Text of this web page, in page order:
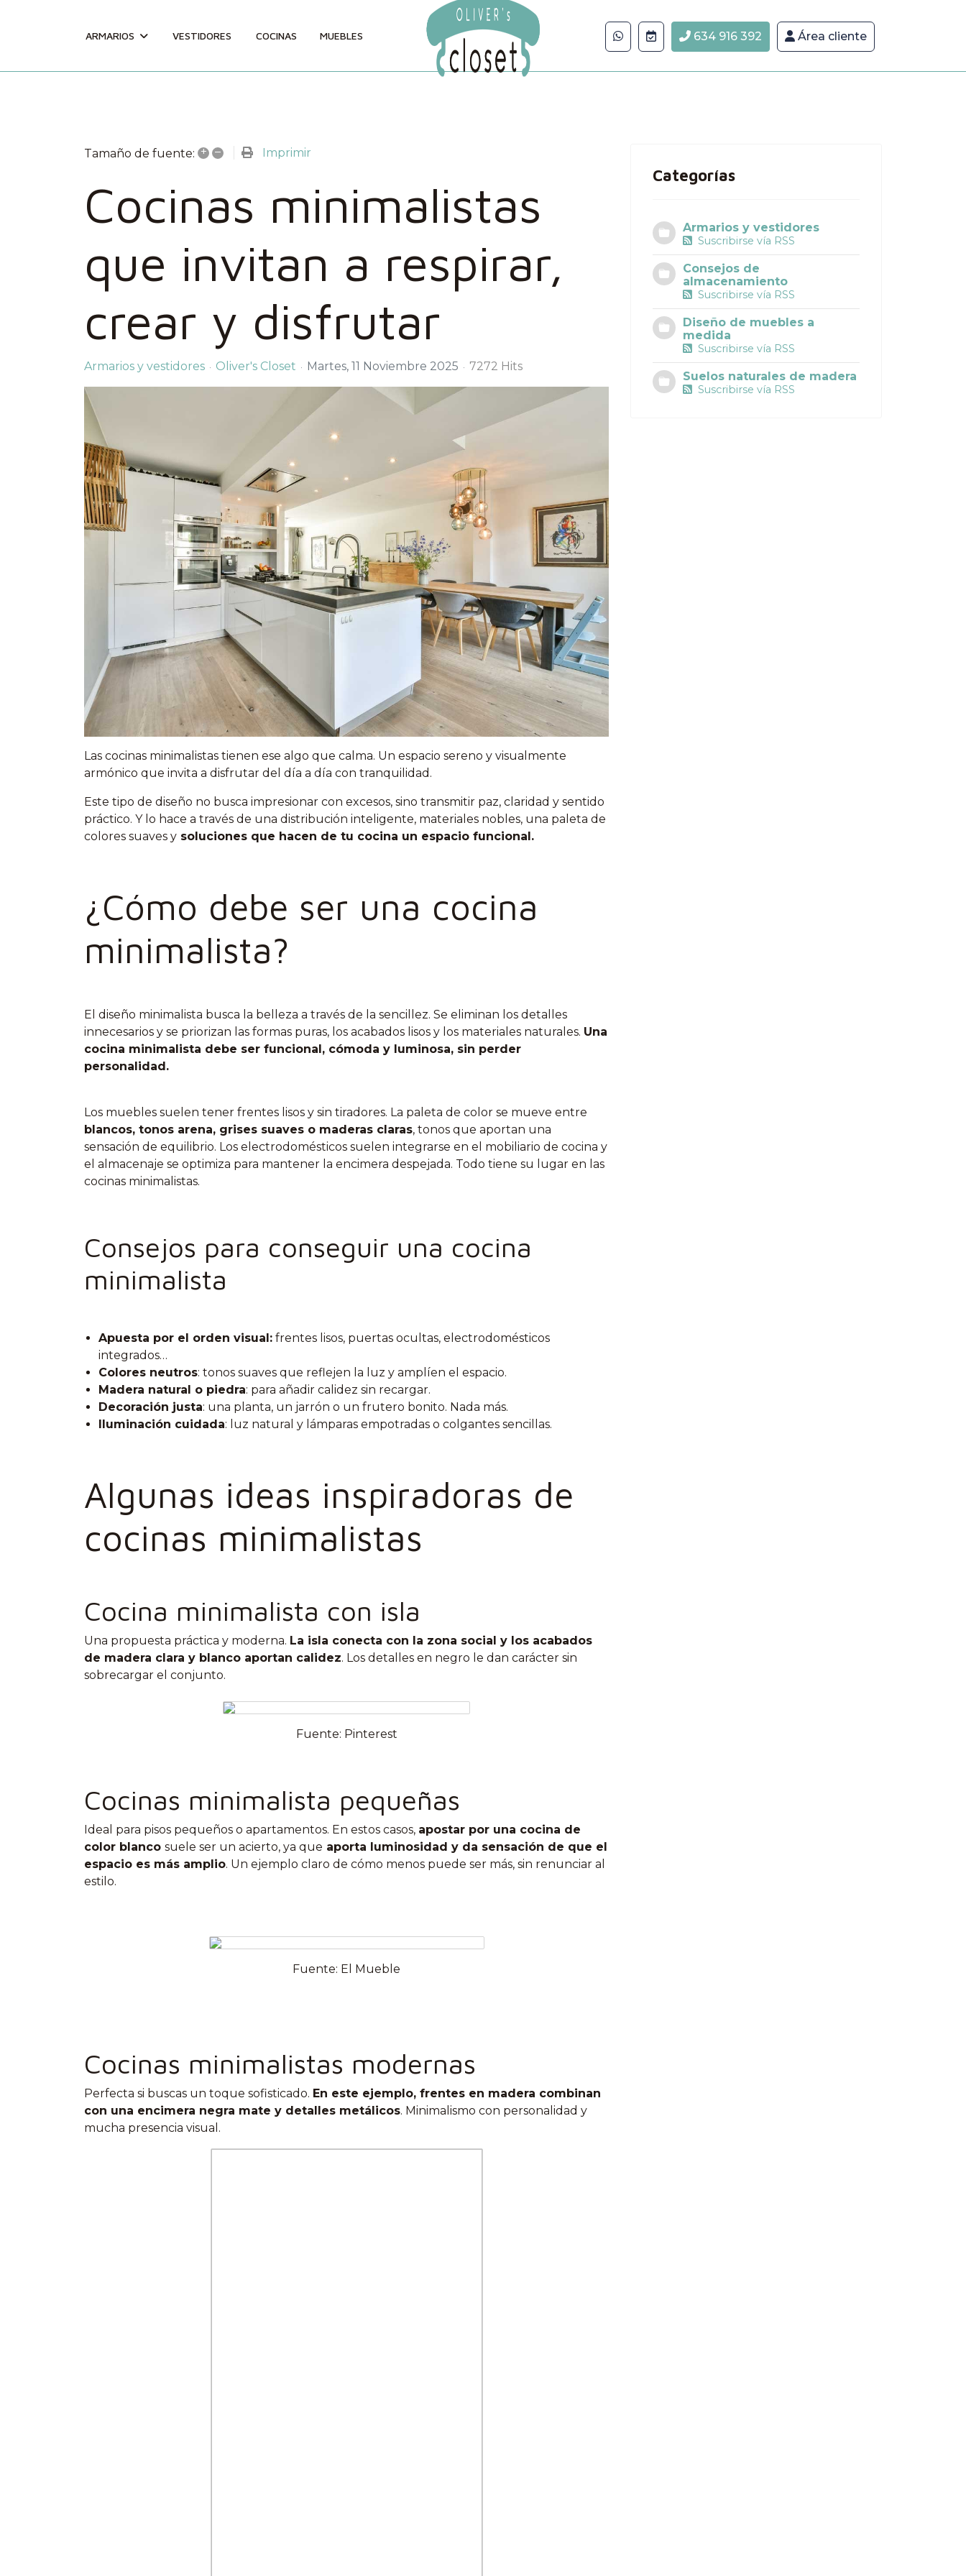
ARMARIOS VESTIDORES COCINAS MUEBLES 634 916 392 Área cliente
Tamaño de fuente: + – Imprimir
Cocinas minimalistas
que invitan a respirar,
crear y disfrutar
Armarios y vestidores Oliver's Closet Martes, 11 Noviembre 2025 7272 Hits
Las cocinas minimalistas tienen ese algo que calma. Un espacio sereno y visualmente
armónico que invita a disfrutar del día a día con tranquilidad.
Este tipo de diseño no busca impresionar con excesos, sino transmitir paz, claridad y sentido
práctico. Y lo hace a través de una distribución inteligente, materiales nobles, una paleta de
colores suaves y soluciones que hacen de tu cocina un espacio funcional.
¿Cómo debe ser una cocina
minimalista?
El diseño minimalista busca la belleza a través de la sencillez. Se eliminan los detalles
innecesarios y se priorizan las formas puras, los acabados lisos y los materiales naturales. Una
cocina minimalista debe ser funcional, cómoda y luminosa, sin perder
personalidad.
Los muebles suelen tener frentes lisos y sin tiradores. La paleta de color se mueve entre
blancos, tonos arena, grises suaves o maderas claras, tonos que aportan una
sensación de equilibrio. Los electrodomésticos suelen integrarse en el mobiliario de cocina y
el almacenaje se optimiza para mantener la encimera despejada. Todo tiene su lugar en las
cocinas minimalistas.
Consejos para conseguir una cocina
minimalista
Apuesta por el orden visual: frentes lisos, puertas ocultas, electrodomésticos
integrados…
Colores neutros: tonos suaves que reflejen la luz y amplíen el espacio.
Madera natural o piedra: para añadir calidez sin recargar.
Decoración justa: una planta, un jarrón o un frutero bonito. Nada más.
Iluminación cuidada: luz natural y lámparas empotradas o colgantes sencillas.
Algunas ideas inspiradoras de
cocinas minimalistas
Cocina minimalista con isla
Una propuesta práctica y moderna. La isla conecta con la zona social y los acabados
de madera clara y blanco aportan calidez. Los detalles en negro le dan carácter sin
sobrecargar el conjunto.
Fuente: Pinterest
Cocinas minimalista pequeñas
Ideal para pisos pequeños o apartamentos. En estos casos, apostar por una cocina de
color blanco suele ser un acierto, ya que aporta luminosidad y da sensación de que el
espacio es más amplio. Un ejemplo claro de cómo menos puede ser más, sin renunciar al
estilo.
Fuente: El Mueble
Cocinas minimalistas modernas
Perfecta si buscas un toque sofisticado. En este ejemplo, frentes en madera combinan
con una encimera negra mate y detalles metálicos. Minimalismo con personalidad y
mucha presencia visual.
Categorías
Armarios y vestidores
Suscribirse vía RSS
Consejos de
almacenamiento
Suscribirse vía RSS
Diseño de muebles a
medida
Suscribirse vía RSS
Suelos naturales de madera
Suscribirse vía RSS